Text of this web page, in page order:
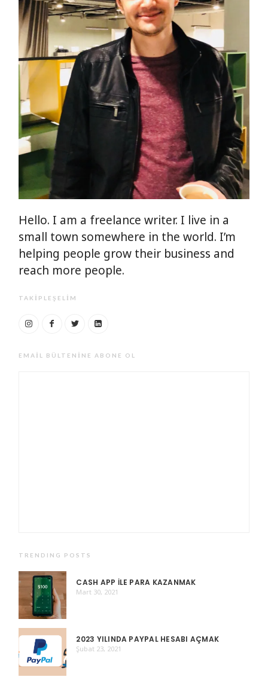
Hello. I am a freelance writer. I live in a
small town somewhere in the world. I’m
helping people grow their business and
reach more people.
TAKIPLEŞELIM
EMAIL BÜLTENINE ABONE OL
TRENDING POSTS
CASH APP ILE PARA KAZANMAK
Mart 30, 2021
2023 YILINDA PAYPAL HESABI AÇMAK
Şubat 23, 2021